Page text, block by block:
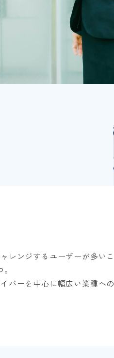
レンジするユーザーが多いこ
バーを中心に幅広い業種への